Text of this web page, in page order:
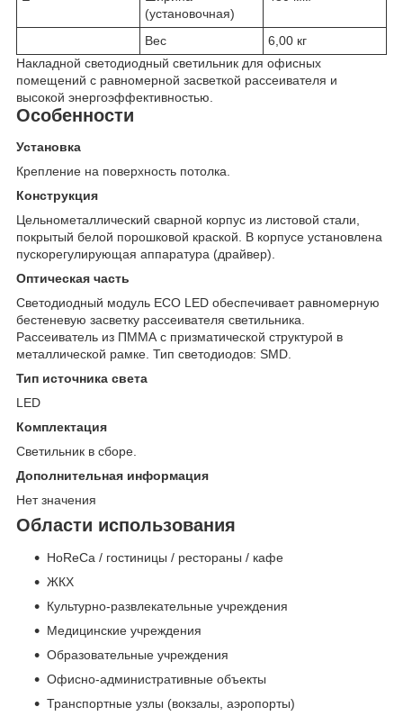
(установочная)
Вес
6,00 кг
Накладной светодиодный светильник для офисных
помещений с равномерной засветкой рассеивателя и
высокой энергоэффективностью.
Особенности
Установка
Крепление на поверхность потолка.
Конструкция
Цельнометаллический сварной корпус из листовой стали,
покрытый белой порошковой краской. В корпусе установлена
пускорегулирующая аппаратура (драйвер).
Оптическая часть
Светодиодный модуль ECO LED обеспечивает равномерную
бестеневую засветку рассеивателя светильника.
Рассеиватель из ПММА с призматической структурой в
металлической рамке. Тип светодиодов: SMD.
Тип источника света
LED
Комплектация
Светильник в сборе.
Дополнительная информация
Нет значения
Области использования
HoReCa / гостиницы / рестораны / кафе
ЖКХ
Культурно-развлекательные учреждения
Медицинские учреждения
Образовательные учреждения
Офисно-административные объекты
Транспортные узлы (вокзалы, аэропорты)